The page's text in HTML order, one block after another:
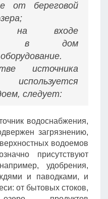
от береговой
на входе
в дом
источника
следует:
водоснабжения,
загрязнению,
водоемов
присутствуют
удобрения,
и паводками, и
от бытовых стоков,